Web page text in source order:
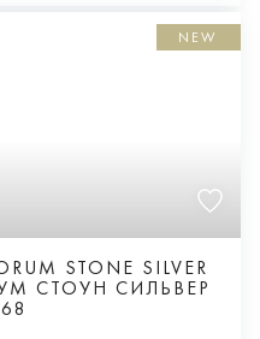
NEW
STONE SILVER
СТОУН СИЛЬВЕР